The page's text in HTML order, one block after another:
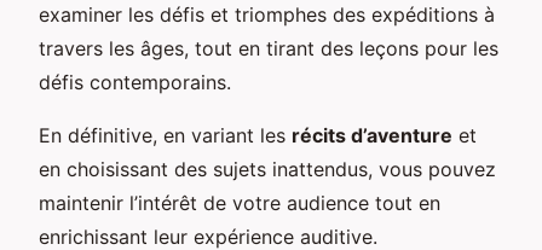
examiner les défis et triomphes des expéditions à
travers les âges, tout en tirant des leçons pour les
défis contemporains.
En définitive, en variant les récits d’aventure et
en choisissant des sujets inattendus, vous pouvez
maintenir l’intérêt de votre audience tout en
enrichissant leur expérience auditive.